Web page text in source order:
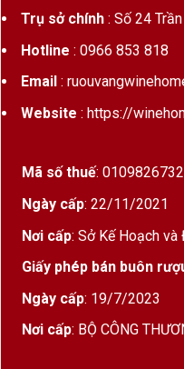
Trụ sở chính: Số 24 Trần
Hotline : 0966 853 818
Email :
Website : https://
Mã số thuế: 0109826732
Ngày cấp: 22/11/2021
Nơi cấp: Sở Kế Hoạch
Giấy phép bán buôn
Ngày cấp: 19/7/2023
Nơi cấp: BỘ CÔNG